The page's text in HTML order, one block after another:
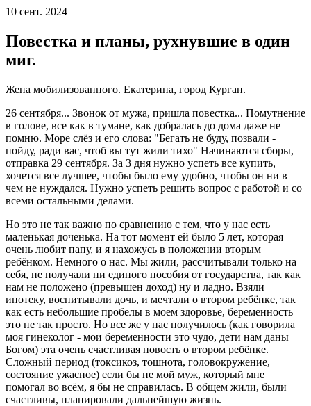
10 сент. 2024
Повестка и планы, рухнувшие в один
миг.
Жена мобилизованного. Екатерина, город Курган.
26 сентября... Звонок от мужа, пришла повестка... Помутнение
в голове, все как в тумане, как добралась до дома даже не
помню. Море слёз и его слова: "Бегать не буду, позвали -
пойду, ради вас, чтоб вы тут жили тихо" Начинаются сборы,
отправка 29 сентября. За 3 дня нужно успеть все купить,
хочется все лучшее, чтобы было ему удобно, чтобы он ни в
чем не нуждался. Нужно успеть решить вопрос с работой и со
всеми остальными делами.
Но это не так важно по сравнению с тем, что у нас есть
маленькая доченька. На тот момент ей было 5 лет, которая
очень любит папу, и я нахожусь в положении вторым
ребёнком. Немного о нас. Мы жили, рассчитывали только на
себя, не получали ни единого пособия от государства, так как
нам не положено (превышен доход) ну и ладно. Взяли
ипотеку, воспитывали дочь, и мечтали о втором ребёнке, так
как есть небольшие пробелы в моем здоровье, беременность
это не так просто. Но все же у нас получилось (как говорила
моя гинеколог - мои беременности это чудо, дети нам даны
Богом) эта очень счастливая новость о втором ребёнке.
Сложный период (токсикоз, тошнота, головокружение,
состояние ужасное) если бы не мой муж, который мне
помогал во всём, я бы не справилась. В общем жили, были
счастливы, планировали дальнейшую жизнь.